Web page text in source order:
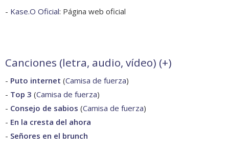
- Kase.O Oficial: Página web oficial
Canciones (letra, audio, vídeo) (+)
- Puto internet (Camisa de fuerza)
- Top 3 (Camisa de fuerza)
- Consejo de sabios (Camisa de fuerza)
- En la cresta del ahora
- Señores en el brunch